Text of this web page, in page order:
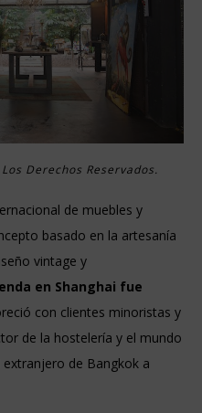
Derechos Reservados.
de muebles y
basado en la artesanía
vintage y
en Shanghai fue
con clientes minoristas y
de la hostelería y el mundo
de Bangkok a